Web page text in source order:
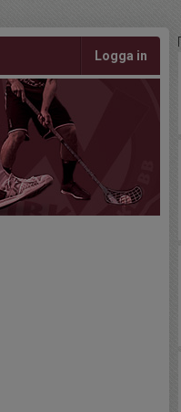
Logga in